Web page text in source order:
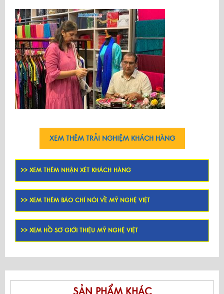
XEM THÊM TRẢI NGHIỆM KHÁCH HÀNG
>> XEM THÊM NHẬN XÉT KHÁCH HÀNG
>> XEM THÊM BÁO CHÍ NÓI VỀ MỸ NGHỆ VIỆT
>> XEM HỒ SƠ GIỚI THIỆU MỸ NGHỆ VIỆT